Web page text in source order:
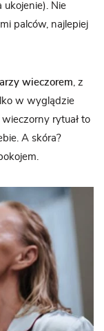
ukojenie). Nie
palców, najlepiej
wieczorem, z
w wyglądzie
rytuał to
A skóra?